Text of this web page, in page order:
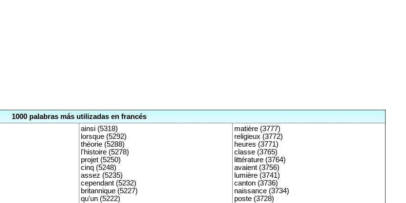
1000 palabras más utilizadas en francés
ainsi (5318)
lorsque (5292)
théorie (5288)
l'histoire (5278)
projet (5250)
cinq (5248)
assez (5235)
cependant (5232)
britannique (5227)
qu'un (5222)
matière (3777)
religieux (3772)
heures (3771)
classe (3765)
littérature (3764)
avaient (3756)
lumière (3741)
canton (3736)
naissance (3734)
poste (3728)